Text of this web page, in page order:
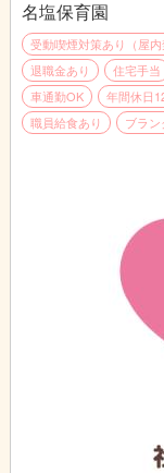
名塩保育園
受動喫煙対策あり（屋内
退職金あり
住宅手当
車通勤OK
年間休日
職員給食あり
ブラ